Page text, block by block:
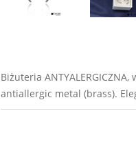
Biżuteria
antiallergic metal (brass).